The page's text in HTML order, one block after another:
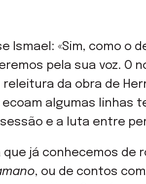
Ismael: «Sim, como o
pela sua voz. O
releitura da obra de
algumas linhas
e a luta entre
já conhecemos de
, ou de contos